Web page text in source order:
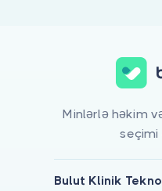
Minlərlə həkim
seçimi
Bulut Klinik